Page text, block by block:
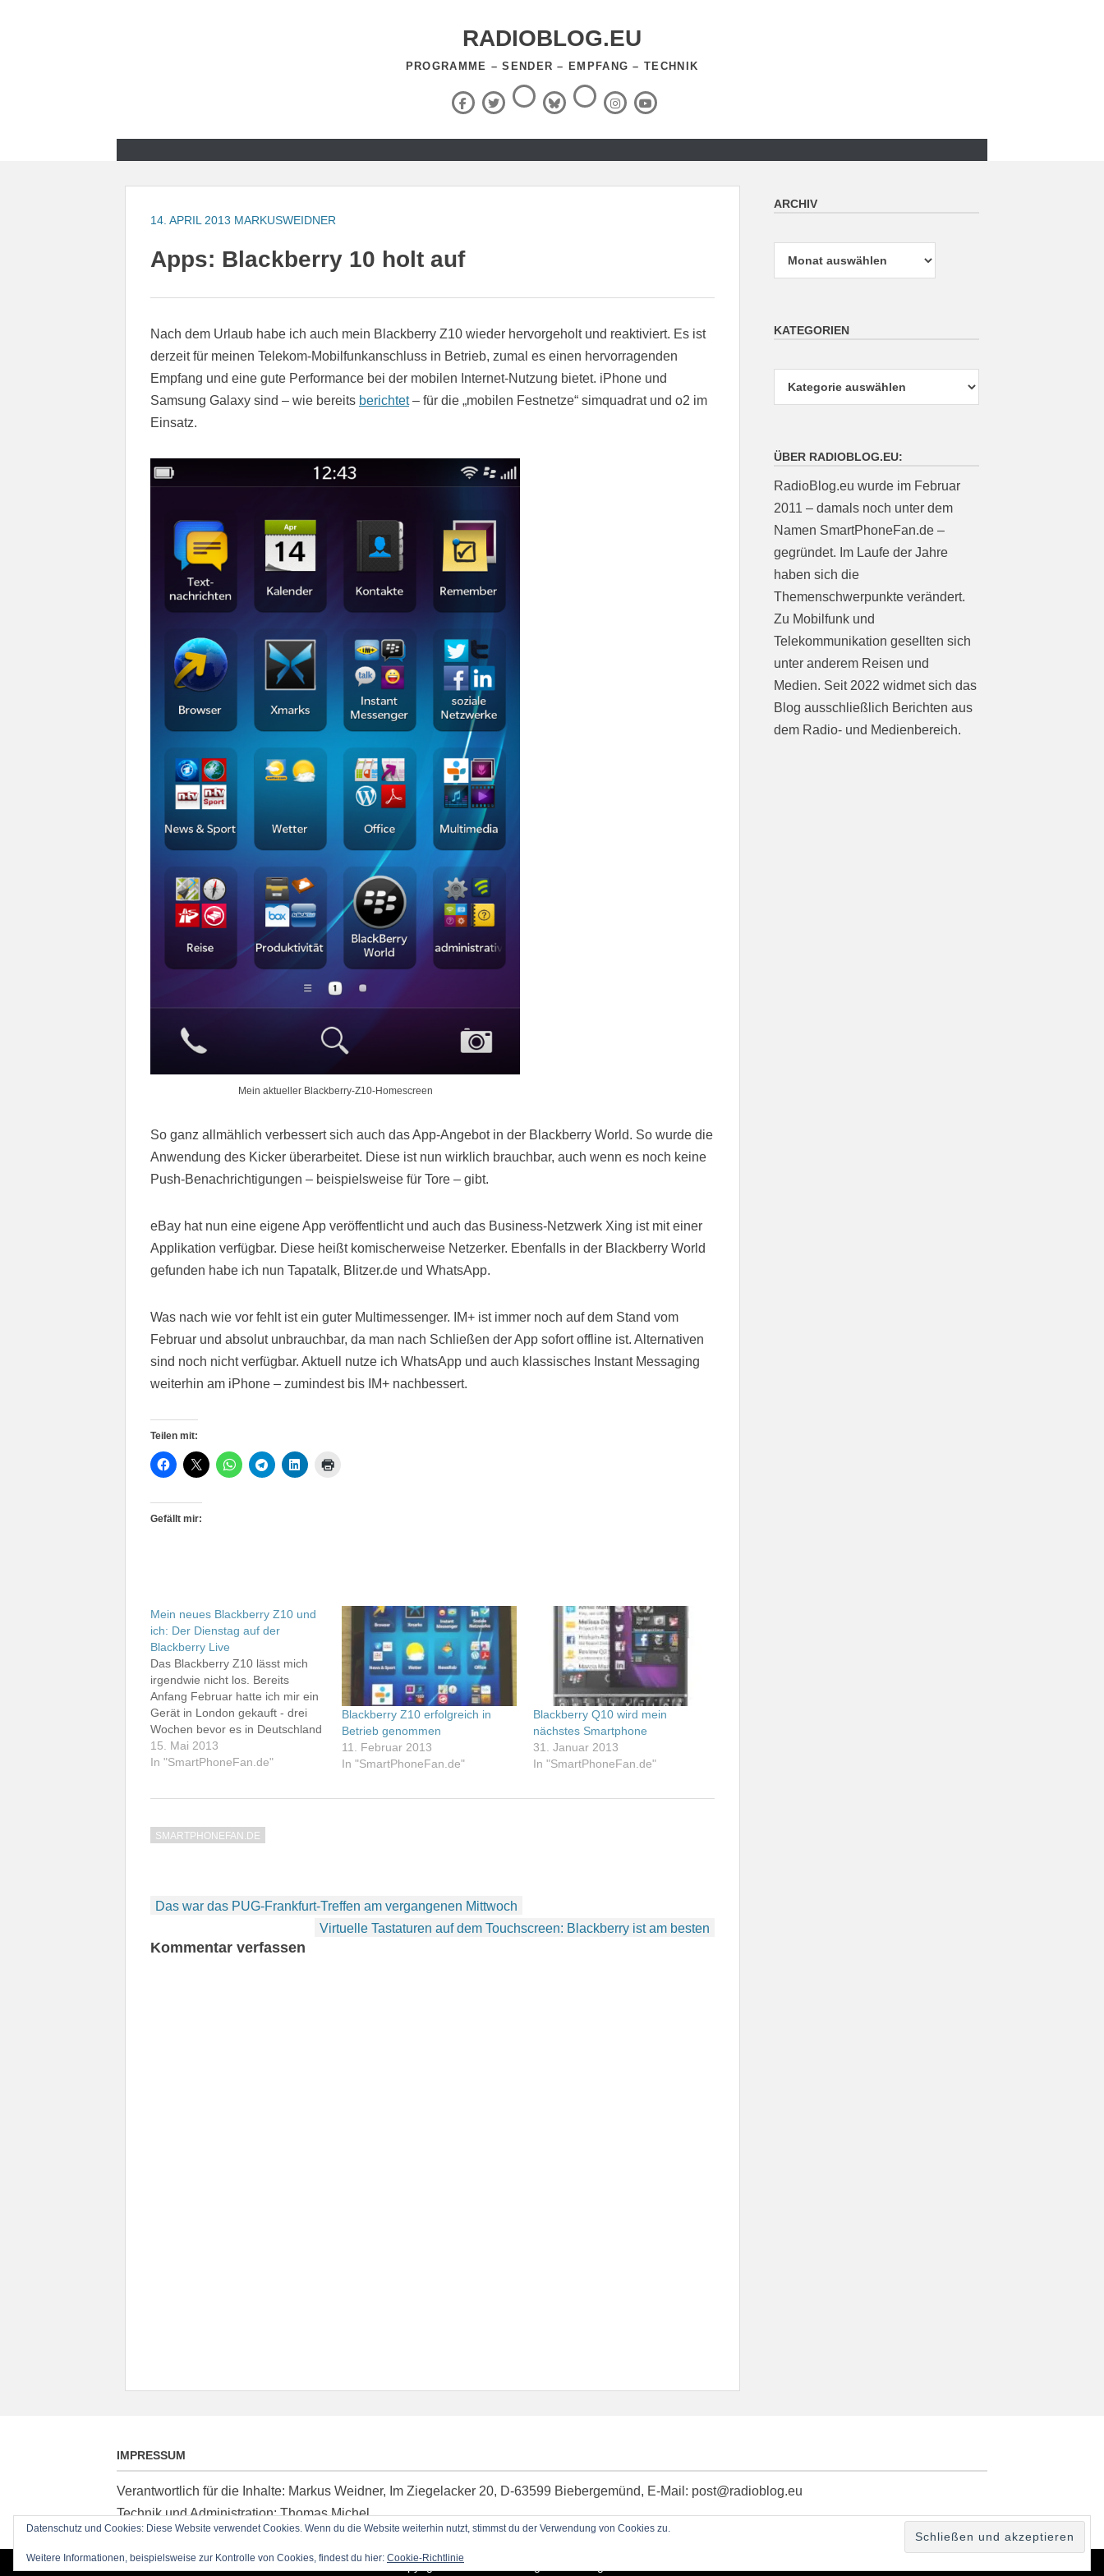
RADIOBLOG.EU
PROGRAMME – SENDER – EMPFANG – TECHNIK
Facebook
X
(Twitter)
ThreadsBlueSky
RSS-
Feed InstagramYouTube
14. APRIL 2013 MARKUSWEIDNER
Apps: Blackberry 10 holt auf
Nach dem Urlaub habe ich auch mein Blackberry Z10 wieder hervorgeholt und reaktiviert. Es ist
derzeit für meinen Telekom-Mobilfunkanschluss in Betrieb, zumal es einen hervorragenden
Empfang und eine gute Performance bei der mobilen Internet-Nutzung bietet. iPhone und
Samsung Galaxy sind – wie bereits berichtet– für die „mobilen Festnetze“ simquadrat und o2 im
Einsatz.
Mein aktueller Blackberry-Z10-Homescreen
So ganz allmählich verbessert sich auch das App-Angebot in der Blackberry World. So wurde die
Anwendung des Kicker überarbeitet. Diese ist nun wirklich brauchbar, auch wenn es noch keine
Push-Benachrichtigungen – beispielsweise für Tore – gibt.
eBay hat nun eine eigene App veröffentlicht und auch das Business-Netzwerk Xing ist mit einer
Applikation verfügbar. Diese heißt komischerweise Netzerker. Ebenfalls in der Blackberry World
gefunden habe ich nun Tapatalk, Blitzer.de und WhatsApp.
Was nach wie vor fehlt ist ein guter Multimessenger. IM+ ist immer noch auf dem Stand vom
Februar und absolut unbrauchbar, da man nach Schließen der App sofort offline ist. Alternativen
sind noch nicht verfügbar. Aktuell nutze ich WhatsApp und auch klassisches Instant Messaging
weiterhin am iPhone – zumindest bis IM+ nachbessert.
Teilen mit:
Gefällt mir:
Mein neues Blackberry Z10 und
ich: Der Dienstag auf der
Blackberry Live
Das Blackberry Z10 lässt mich
irgendwie nicht los. Bereits
Anfang Februar hatte ich mir ein
Gerät in London gekauft - drei
Wochen bevor es in Deutschland
verfügbar war. Als ich in
Deutschland ein Testgerät von
ohnehin vor hatte, auf…
15. Mai 2013
In "SmartPhoneFan.de"
Blackberry Z10 erfolgreich in
Betrieb genommen
11. Februar 2013
In "SmartPhoneFan.de"
Blackberry Q10 wird mein
nächstes Smartphone
31. Januar 2013
In "SmartPhoneFan.de"
SMARTPHONEFAN.DE
Beitragsnavigation
Das war das PUG-Frankfurt-Treffen am vergangenen Mittwoch
Virtuelle Tastaturen auf dem Touchscreen: Blackberry ist am besten
Kommentar verfassen
ARCHIV
KATEGORIEN
ÜBER RADIOBLOG.EU:
RadioBlog.eu wurde im Februar
2011 – damals noch unter dem
Namen SmartPhoneFan.de –
gegründet. Im Laufe der Jahre
haben sich die
Themenschwerpunkte verändert.
Zu Mobilfunk und
Telekommunikation gesellten sich
unter anderem Reisen und
Medien. Seit 2022 widmet sich das
Blog ausschließlich Berichten aus
dem Radio- und Medienbereich.
IMPRESSUM
Verantwortlich für die Inhalte: Markus Weidner, Im Ziegelacker 20, D-63599 Biebergemünd, E-Mail: post@radioblog.eu
Technik und Administration: Thomas Michel
Copyright © 2026
Datenschutz und Cookies: Diese Website verwendet Cookies. Wenn du die Website weiterhin nutzt, stimmst du der Verwendung von Cookies zu.
Weitere Informationen, beispielsweise zur Kontrolle von Cookies, findest du hier: Cookie-Richtlinie